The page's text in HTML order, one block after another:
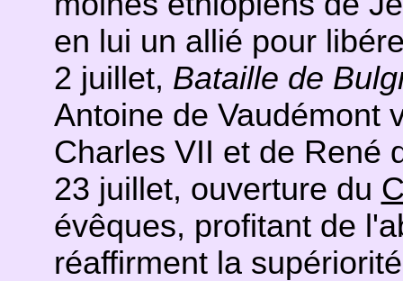
en lui un allié pour
2 juillet, Bataille de
Antoine de Vaudémont
Charles VII et de René
23 juillet, ouverture du
évêques, profitant de
réaffirment la